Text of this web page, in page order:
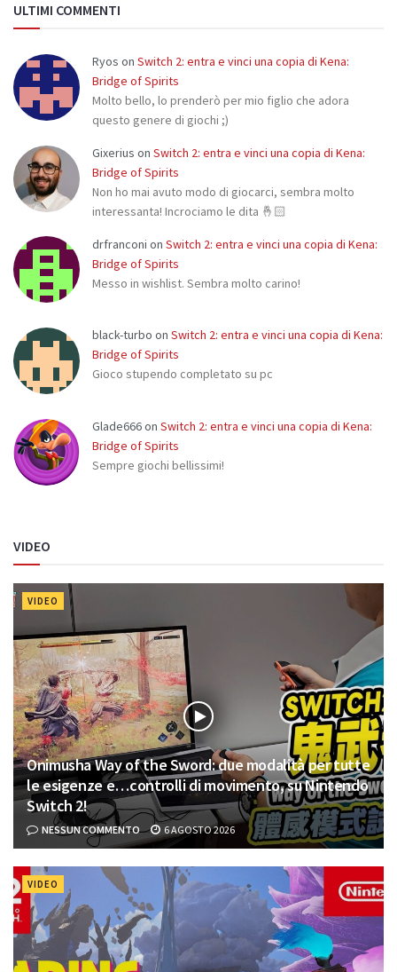
ULTIMI COMMENTI
Ryos on Switch 2: entra e vinci una copia di Kena:
Bridge of Spirits
Molto bello, lo prenderò per mio figlio che adora
questo genere di giochi ;)
Gixerius on Switch 2: entra e vinci una copia di Kena:
Bridge of Spirits
Non ho mai avuto modo di giocarci, sembra molto
interessanta! Incrociamo le dita 🤞🏻
drfranconi on Switch 2: entra e vinci una copia di Kena:
Bridge of Spirits
Messo in wishlist. Sembra molto carino!
black-turbo on Switch 2: entra e vinci una copia di Kena:
Bridge of Spirits
Gioco stupendo completato su pc
Glade666on Switch 2: entra e vinci una copia di Kena:
Bridge of Spirits
Sempre giochi bellissimi!
VIDEO
VIDEO
Onimusha Way of the Sword: due modalità per tutte
le esigenze e…controlli di movimento, su Nintendo
Switch 2!
NESSUN COMMENTO 6 AGOSTO 2026
VIDEO